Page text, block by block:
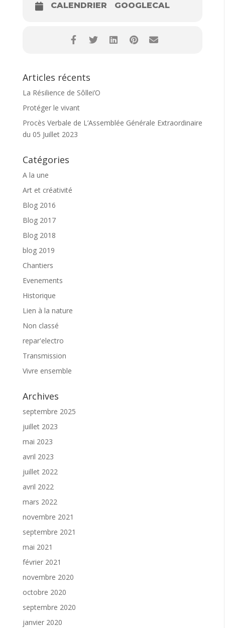
CALENDRIER GOOGLECAL
Articles récents
La Résilience de Sôllei’O
Protéger le vivant
Procès Verbale de L’Assemblée Générale Extraordinaire
du 05 Juillet 2023
Catégories
A la une
Art et créativité
Blog 2016
Blog 2017
Blog 2018
blog 2019
Chantiers
Evenements
Historique
Lien à la nature
Non classé
repar'electro
Transmission
Vivre ensemble
Archives
septembre 2025
juillet 2023
mai 2023
avril 2023
juillet 2022
avril 2022
mars 2022
novembre 2021
septembre 2021
mai 2021
février 2021
novembre 2020
octobre 2020
septembre 2020
janvier 2020